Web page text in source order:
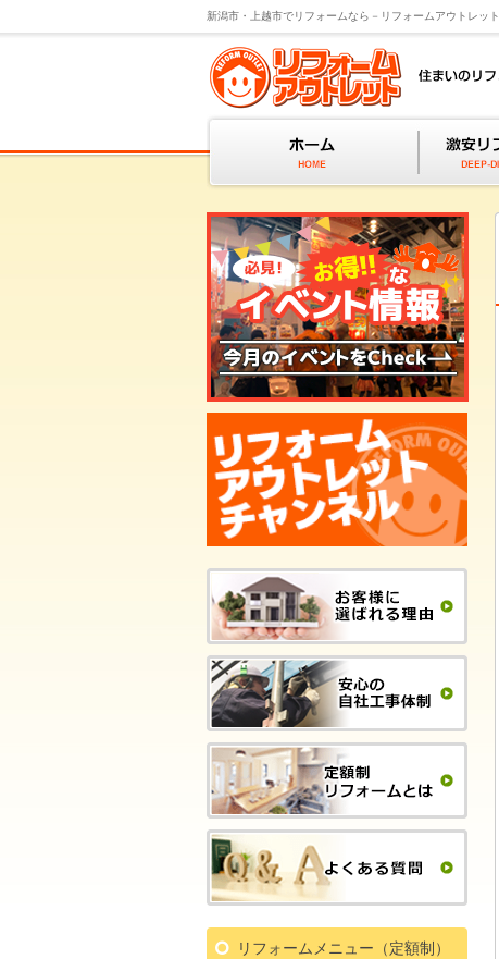
新潟市・上越市でリフォームなら－リフォームアウトレット
リフォームメニュー（定額制）